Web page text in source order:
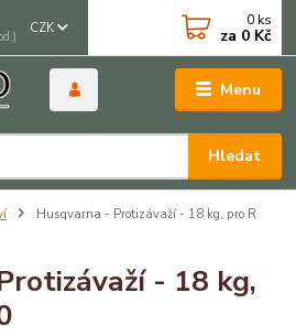
Menu
CZK
Hledat
0 ks
za 0 Kč
Husqvarna - Protizávaží - 18 kg, pro R
- 18 kg,